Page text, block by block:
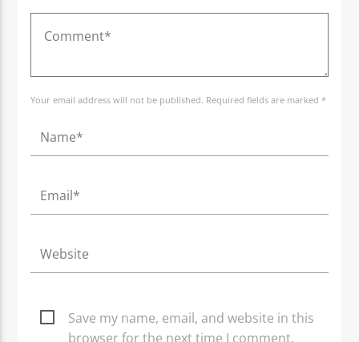
Your email address will not be published. Required fields are marked *
Save my name, email, and website in this
browser for the next time I comment.